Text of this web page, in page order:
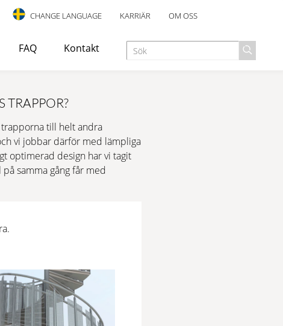
CHANGE LANGUAGE KARRIÄR OM OSS
som utrymningstrappa eller nödutgång i industri-,
för inomhusbruk, med en elegant design och
FAQ Kontakt
TRAPPOR?
till helt andra
vi jobbar därför med lämpliga
optimerad design har vi tagit
samma gång får med